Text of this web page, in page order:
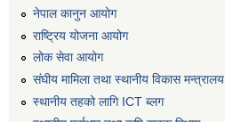
नेपाल कानुन आयोग
राष्ट्रिय योजना आयोग
लोक सेवा आयोग
संघीय मामिला तथा स्थानीय विकास मन्त्रालय
स्थानीय तहको लागि ICT ब्लग